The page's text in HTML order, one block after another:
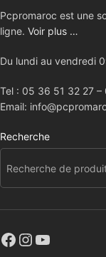
Pcpromaroc est une
ligne. Voir plus …
Du lundi au vendredi
Tel : 05 36 51 32 27
Email:
Recherche